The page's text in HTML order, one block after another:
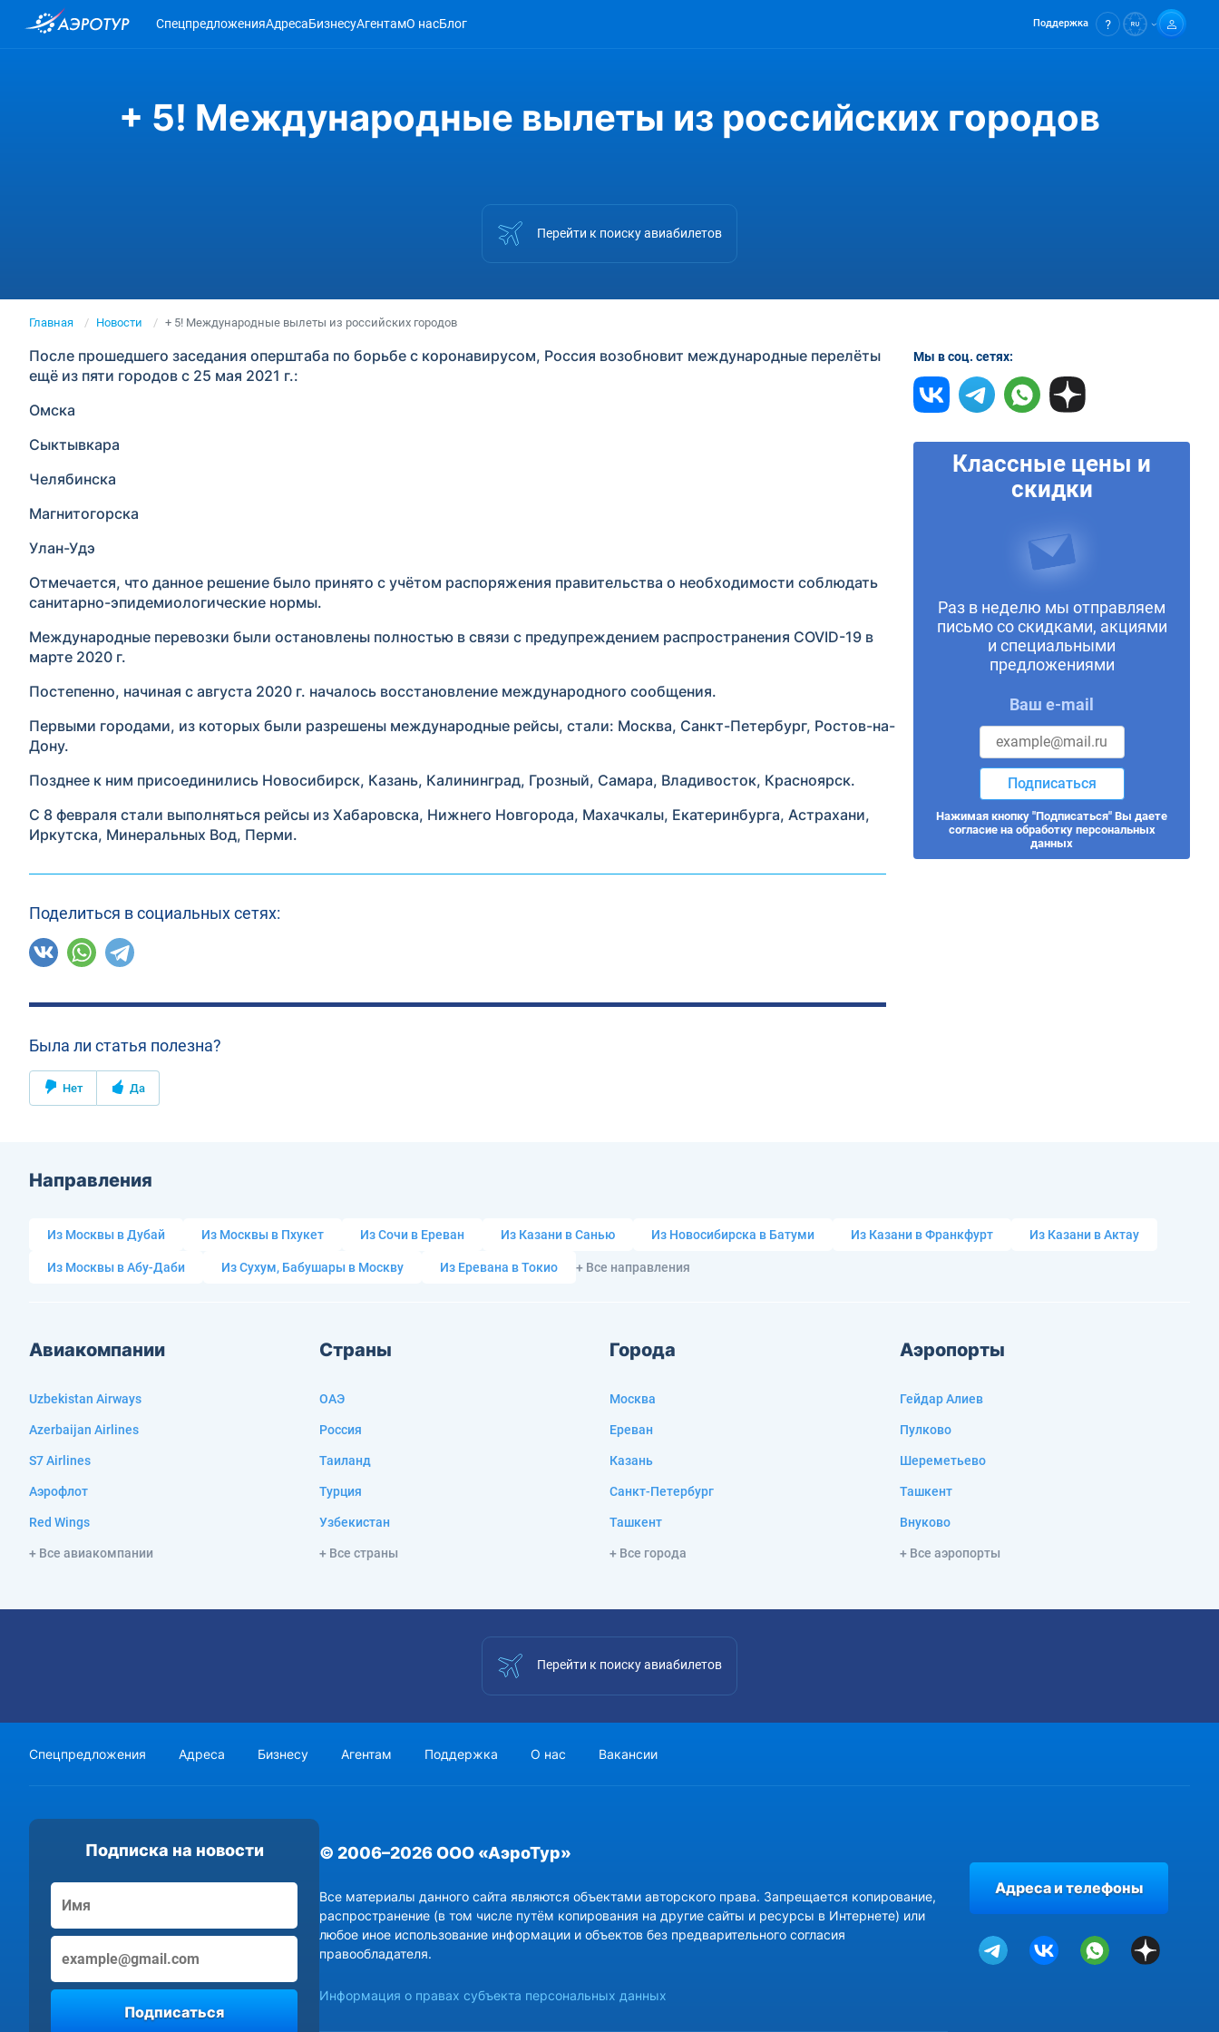
СпецпредложенияАдресаБизнесуАгентамО насБлог Поддержка
+ 5! Международные вылеты из российских городов
Перейти к поиску авиабилетов
Главная Новости + 5! Международные вылеты из российских городов
После прошедшего заседания оперштаба по борьбе с коронавирусом, Россия возобновит международные перелёты
ещё из пяти городов с 25 мая 2021 г.:
Омска
Сыктывкара
Челябинска
Магнитогорска
Улан-Удэ
Отмечается, что данное решение было принято с учётом распоряжения правительства о необходимости соблюдать
санитарно-эпидемиологические нормы.
Международные перевозки были остановлены полностью в связи с предупреждением распространения COVID-19 в
марте 2020 г.
Постепенно, начиная с августа 2020 г. началось восстановление международного сообщения.
Первыми городами, из которых были разрешены международные рейсы, стали: Москва, Санкт-Петербург, Ростов-на-
Дону.
Позднее к ним присоединились Новосибирск, Казань, Калининград, Грозный, Самара, Владивосток, Красноярск.
С 8 февраля стали выполняться рейсы из Хабаровска, Нижнего Новгорода, Махачкалы, Екатеринбурга, Астрахани,
Иркутска, Минеральных Вод, Перми.
Поделиться в социальных сетях:
Была ли статья полезна?
Нет Да
Мы в соц. сетях:
Классные цены и
скидки
Раз в неделю мы отправляем
письмо со скидками, акциями
и специальными
предложениями
Ваш e-mail
Подписаться
Нажимая кнопку "Подписаться" Вы даете
согласие на обработку персональных
данных
Направления
Из Москвы в Дубай Из Москвы в Пхукет Из Сочи в Ереван Из Казани в Санью Из Новосибирска в Батуми Из Казани в Франкфурт Из Казани в Актау
Из Москвы в Абу-Даби Из Сухум, Бабушары в Москву Из Еревана в Токио + Все направления
Авиакомпании
Uzbekistan Airways
Azerbaijan Airlines
S7 Airlines
Аэрофлот
Red Wings
+ Все авиакомпании
Страны
ОАЭ
Россия
Таиланд
Турция
Узбекистан
+ Все страны
Города
Москва
Ереван
Казань
Санкт-Петербург
Ташкент
+ Все города
Аэропорты
Гейдар Алиев
Пулково
Шереметьево
Ташкент
Внуково
+ Все аэропорты
Перейти к поиску авиабилетов
Спецпредложения Адреса Бизнесу Агентам Поддержка О нас Вакансии
Подписка на новости
Подписаться
© 2006–2026 ООО «АэроТур»
Все материалы данного сайта являются объектами авторского права. Запрещается копирование,
распространение (в том числе путём копирования на другие сайты и ресурсы в Интернете) или
любое иное использование информации и объектов без предварительного согласия
правообладателя.
Информация о правах субъекта персональных данных
Адреса и телефоны